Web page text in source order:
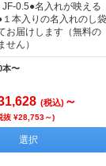
0.5●名入れが映える
本入りの名入れのし袋
お届けします（無料の
せん）
本〜
(税込) ～
抜 ¥28,753～)
選択